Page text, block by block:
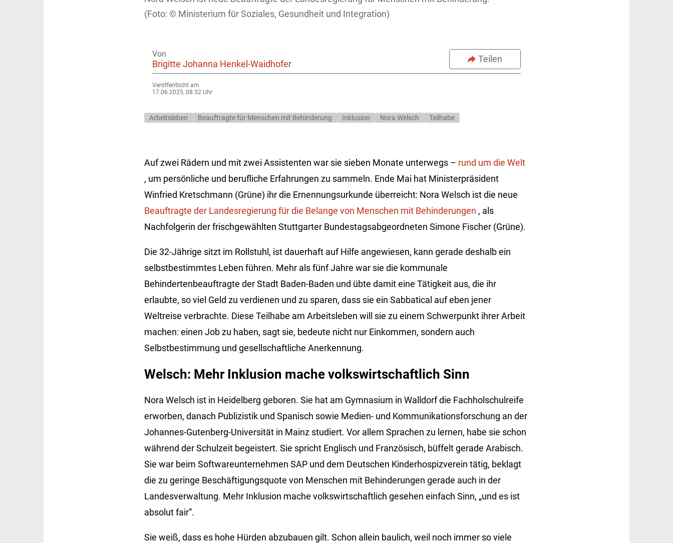
Ministerium für Soziales, Gesundheit und Integration)
Von
Brigitte Johanna Henkel-Waidhofer Teilen
Veröffentlicht am
17.06.2025, 08:32 Uhr
Arbeitsleben Beauftragte für Menschen mit Behinderung Inklusion Nora Welsch Teilhabe
Auf zwei Rädern und mit zwei Assistenten war sie sieben Monate unterwegs – rund um die Welt
, um persönliche und berufliche Erfahrungen zu sammeln. Ende Mai hat Ministerpräsident
Winfried Kretschmann (Grüne) ihr die Ernennungsurkunde überreicht: Nora Welsch ist die neue
Beauftragte der Landesregierung für die Belange von Menschen mit Behinderungen , als
Nachfolgerin der frischgewählten Stuttgarter Bundestagsabgeordneten Simone Fischer (Grüne).
Die 32-Jährige sitzt im Rollstuhl, ist dauerhaft auf Hilfe angewiesen, kann gerade deshalb ein
selbstbestimmtes Leben führen. Mehr als fünf Jahre war sie die kommunale
Behindertenbeauftragte der Stadt Baden-Baden und übte damit eine Tätigkeit aus, die ihr
erlaubte, so viel Geld zu verdienen und zu sparen, dass sie ein Sabbatical auf eben jener
Weltreise verbrachte. Diese Teilhabe am Arbeitsleben will sie zu einem Schwerpunkt ihrer Arbeit
machen: einen Job zu haben, sagt sie, bedeute nicht nur Einkommen, sondern auch
Selbstbestimmung und gesellschaftliche Anerkennung.
Welsch: Mehr Inklusion mache volkswirtschaftlich Sinn
Nora Welsch ist in Heidelberg geboren. Sie hat am Gymnasium in Walldorf die Fachholschulreife
erworben, danach Publizistik und Spanisch sowie Medien- und Kommunikationsforschung an der
Johannes-Gutenberg-Universität in Mainz studiert. Vor allem Sprachen zu lernen, habe sie schon
während der Schulzeit begeistert. Sie spricht Englisch und Französisch, büffelt gerade Arabisch.
Sie war beim Softwareunternehmen SAP und dem Deutschen Kinderhospizverein tätig, beklagt
die zu geringe Beschäftigungsquote von Menschen mit Behinderungen gerade auch in der
Landesverwaltung. Mehr Inklusion mache volkswirtschaftlich gesehen einfach Sinn, „und es ist
absolut fair“.
Sie weiß, dass es hohe Hürden abzubauen gilt. Schon allein baulich, weil noch immer so viele